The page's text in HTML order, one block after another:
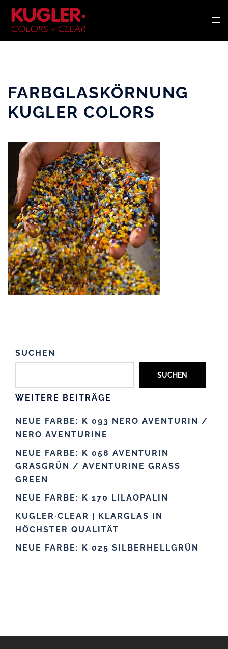
ZUM
INHALT
SPRINGEN
FARBGLASKÖRNUNG
KUGLER COLORS
SUCHEN
SUCHEN
WEITERE BEITRÄGE
NEUE FARBE: K 093 NERO AVENTURIN /
NERO AVENTURINE
NEUE FARBE: K 058 AVENTURIN
GRASGRÜN / AVENTURINE GRASS
GREEN
NEUE FARBE: K 170 LILAOPALIN
KUGLER·CLEAR | KLARGLAS IN
HÖCHSTER QUALITÄT
NEUE FARBE: K 025 SILBERHELLGRÜN